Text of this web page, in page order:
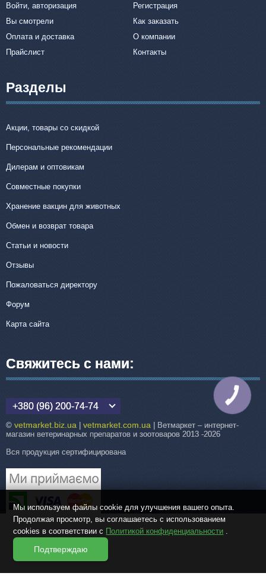
Войти, авторизация
Регистрация
Вы смотрели
Как заказать
Оплата и доставка
О компании
Прайслист
Контакты
Разделы
Акции, товары со скидкой
Персональные рекомендации
Дилерам и оптовикам
Совместные покупки
Хранение вакцин для животных
Обмен и возврат товара
Статьи и новости
Отзывы
Пожаловаться директору
Форум
Карта сайта
Свяжитесь с нами:
+380 (96) 200-74-74
© vetmarket.biz.ua vetmarket.com.ua | Ветмаркет – интернет-
магазин ветеринарных препаратов и зоотоваров 2013 -2026
Вся продукция сертифицирована
Мы используем файлы cookie для улучшения вашего опыта.
Продолжая просмотр, вы соглашаетесь с использованием
cookies в соответствии с Политикой конфиденциальности .
Подтверждаю
КНОПКА
СВЯЗИ